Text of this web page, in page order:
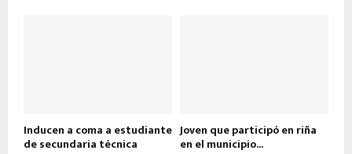
Inducen a coma a estudiante
de secundaria técnica
Joven que participó en riña
en el municipio...